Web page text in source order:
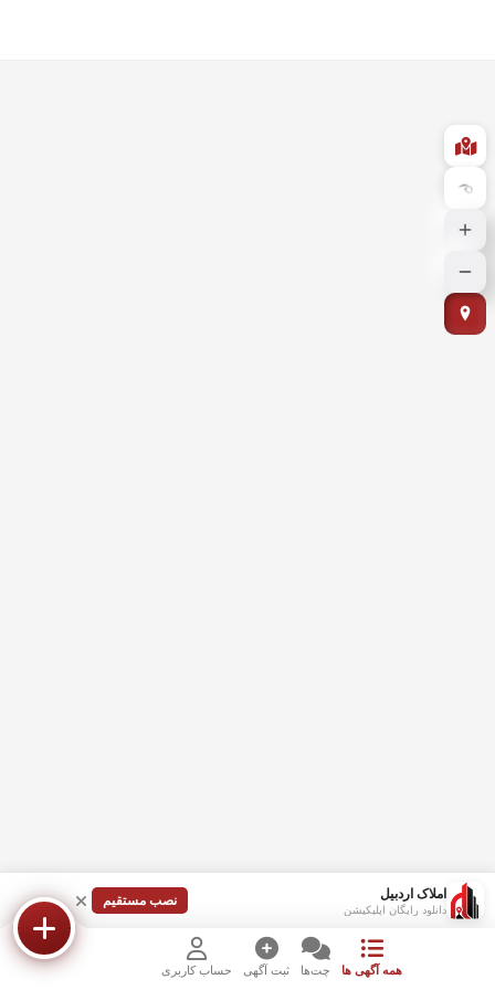
املاک اردبیل
دانلود رایگان اپلیکیشن
نصب مستقیم
همه آگهی ها چت‌ها ثبت آگهی حساب کاربری